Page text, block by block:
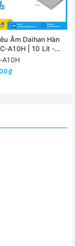
Âm Daihan Hàn
A10H | 10 Lít -
A10H